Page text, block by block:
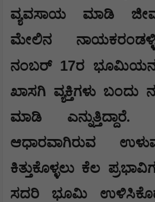
ವ್ಯವಸಾಯ ಮಾಡಿ
ಮೇಲಿನ
ನಂಬರ್ 17ರ
ಖಾಸಗಿ ವ್ಯಕ್ತಿಗಳು ಬಂದು
ಮಾಡಿ ಎನ್ನುತ್ತಿದ್ದಾರೆ.
ಆಧಾರವಾಗಿರುವ
ಕಿತ್ತುಕೊಳ್ಳಲು ಕೆಲ
ಸದರಿ ಭೂಮಿ